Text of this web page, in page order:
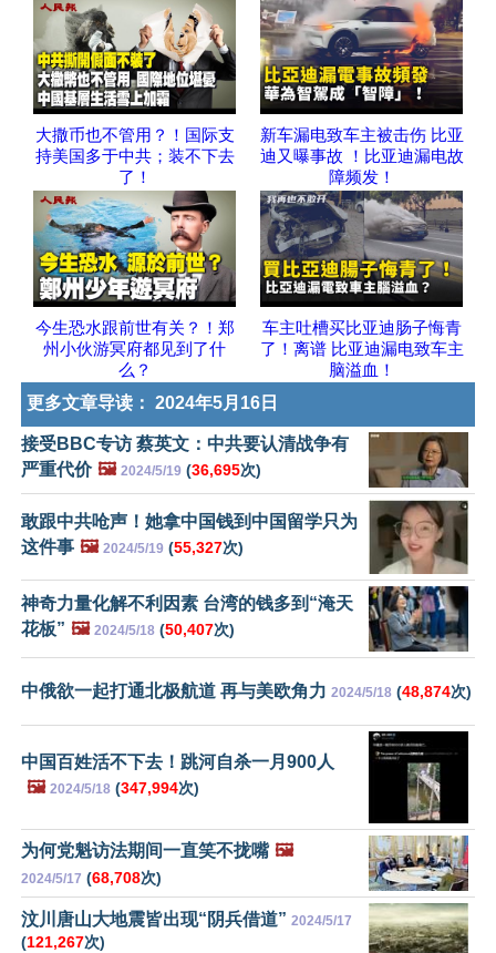
大撒币也不管用？！国际支
持美国多于中共；装不下去
了！
新车漏电致车主被击伤 比亚
迪又曝事故 ！比亚迪漏电故
障频发！
今生恐水跟前世有关？！郑
州小伙游冥府都见到了什
么？
车主吐槽买比亚迪肠子悔青
了！离谱 比亚迪漏电致车主
脑溢血！
更多文章导读： 2024年5月16日
接受BBC专访 蔡英文：中共要认清战争有
严重代价 🖼️ 2024/5/19 (36,695次)
敢跟中共呛声！她拿中国钱到中国留学只为
这件事 🖼️ 2024/5/19 (55,327次)
神奇力量化解不利因素 台湾的钱多到“淹天
花板” 🖼️ 2024/5/18 (50,407次)
中俄欲一起打通北极航道 再与美欧角力 2024/5/18 (48,874次)
中国百姓活不下去！跳河自杀一月900人
🖼️ 2024/5/18 (347,994次)
为何党魁访法期间一直笑不拢嘴 🖼️
2024/5/17 (68,708次)
汶川唐山大地震皆出现“阴兵借道” 2024/5/17
(121,267次)